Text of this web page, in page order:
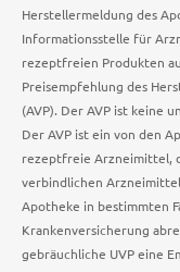
Herstellermeldung des
Informationsstelle für
rezeptfreien Produkten
Preisempfehlung des
(AVP). Der AVP ist keine
Der AVP ist ein von den
rezeptfreie Arzneimittel,
verbindlichen
Apotheke in bestimmten
Krankenversicherung
gebräuchliche UVP eine